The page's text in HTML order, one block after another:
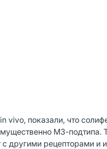
показали, что
М3-подтипа.
с другими рецепторами и